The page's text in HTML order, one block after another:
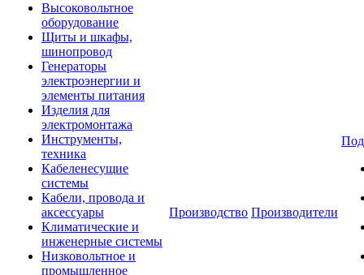
Высоковольтное
оборудование
Щиты и шкафы,
шинопровод
Генераторы
электроэнергии и
элементы питания
Изделия для
электромонтажа
Инструменты,
техника
Кабеленесущие
системы
Кабели, провода и
аксессуары
Климатические и
инженерные системы
Низковольтное и
промышленное
Производство Производители